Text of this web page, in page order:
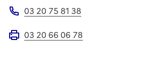
03 20 75 81 38
03 20 66 06 78